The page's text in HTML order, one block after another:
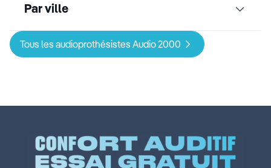
Par ville
Tous les audioprothésistes Audio 2000